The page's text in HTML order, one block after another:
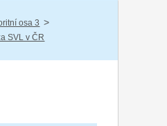
osa 3 /
SVL v ČR